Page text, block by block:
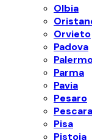
Olbia
Orvieto
Padova
Parma
Pavia
Pesaro
Pescara
Pisa
Pistoia